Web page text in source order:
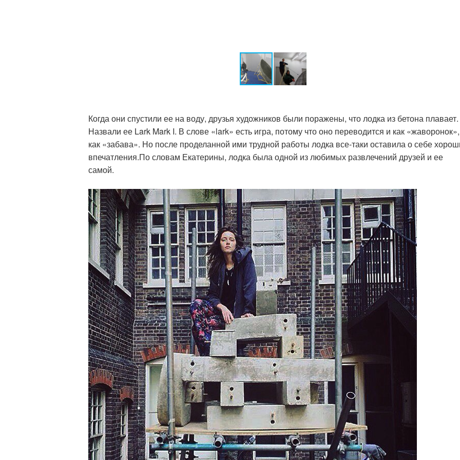
Когда они спустили ее на воду, друзья художников были поражены, что лодка из бетона плавает.
Назвали ее Lark Mark I. В слове «lark» есть игра, потому что оно переводится и как
как «забава». Но после проделанной ими трудной работы лодка все-таки оставила о себе
впечатления.По словам Екатерины, лодка была одной из любимых развлечений друзей и ее
самой.